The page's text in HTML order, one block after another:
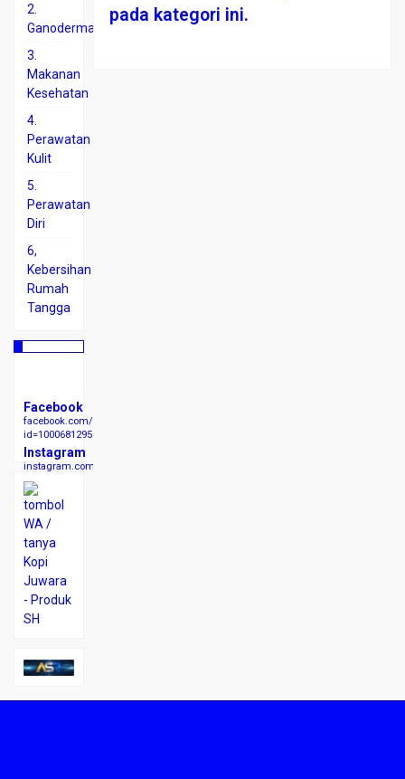
pada kategori ini.
2.
Ganoderma
3.
Makanan
Kesehatan
4.
Perawatan
Kulit
5.
Perawatan
Diri
6,
Kebersihan
Rumah
Tangga
Facebook
facebook.com/profile.php?
id=100068129523007
Instagram
instagram.com/kopishjuwara/